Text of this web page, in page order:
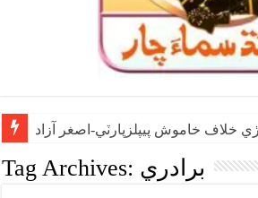
خلاف خاموش پيپلزپارٽي-اصغر آزاد
Tag Archives: برادري